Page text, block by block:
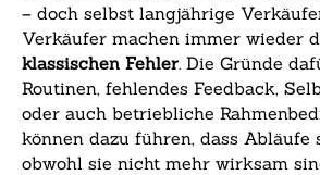
– doch selbst langjährige
Verkäufer machen immer wieder
klassischen Fehler. Die Gründe
Routinen, fehlendes Feedback,
oder auch betriebliche
können dazu führen, dass Abläufe
obwohl sie nicht mehr wirksam